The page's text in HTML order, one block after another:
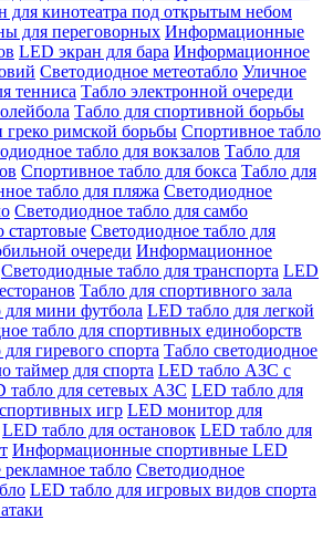
для кинотеатра под открытым небом
для переговорных Информационные
LED экран для бара Информационное
Светодиодное метеотабло Уличное
тенниса Табло электронной очереди
Табло для спортивной борьбы
греко римской борьбы Спортивное табло
табло для вокзалов Табло для
Спортивное табло для бокса Табло для
табло для пляжа Светодиодное
Светодиодное табло для самбо
стартовые Светодиодное табло для
очереди Информационное
Светодиодные табло для транспорта LED
Табло для спортивного зала
для мини футбола LED табло для легкой
табло для спортивных единоборств
гиревого спорта Табло светодиодное
таймер для спорта LED табло АЗС с
табло для сетевых АЗС LED табло для
игр LED монитор для
LED табло для остановок LED табло для
Информационные спортивные LED
табло Светодиодное
LED табло для игровых видов спорта